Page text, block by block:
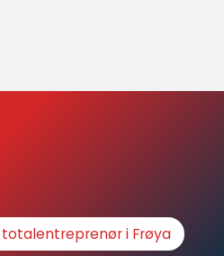
i Frøya